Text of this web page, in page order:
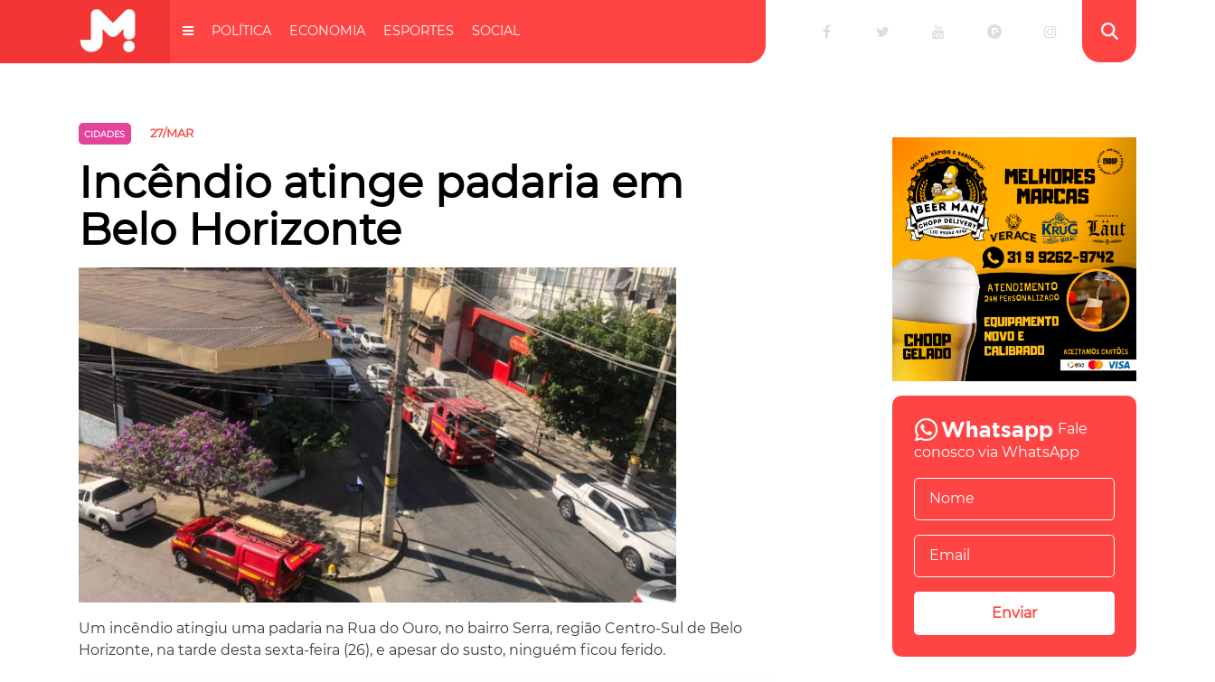
POLÍTICA ECONOMIA ESPORTES SOCIAL
CIDADES 27/MAR
Incêndio atinge padaria em
Belo Horizonte
Um incêndio atingiu uma padaria na Rua do Ouro, no bairro Serra, região Centro-Sul de Belo
Horizonte, na tarde desta sexta-feira (26), e apesar do susto, ninguém ficou ferido.
Fale
conosco via WhatsApp